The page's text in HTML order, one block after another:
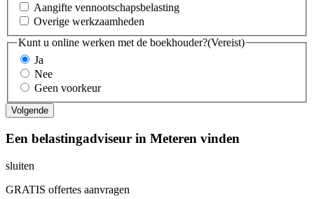
Aangifte vennootschapsbelasting
Overige werkzaamheden
Kunt u online werken met de boekhouder?(Vereist)
Ja
Nee
Geen voorkeur
Een belastingadviseur in Meteren vinden
sluiten
GRATIS offertes aanvragen